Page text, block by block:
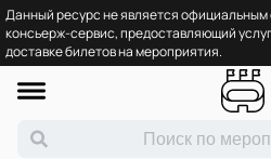
Данный ресурс не является
консьерж-сервис, предоставляющий
доставке билетов на мероприятия.